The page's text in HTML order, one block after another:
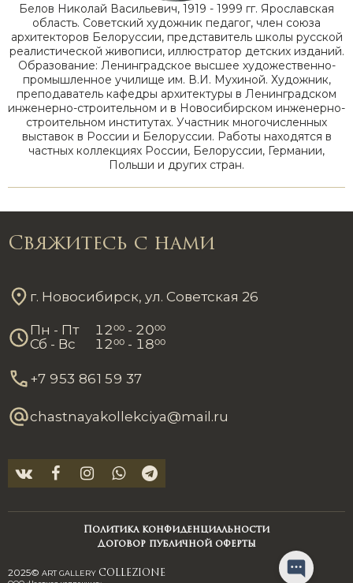
Белов Николай Васильевич, 1919 - 1999 гг. Ярославская
область. Советский художник педагог, член союза
архитекторов Белоруссии, представитель школы русской
реалистической живописи, иллюстратор детских изданий.
Образование: Ленинградское высшее художественно-
промышленное училище им. В.И. Мухиной. Художник,
преподаватель кафедры архитектуры в Ленинградском
инженерно-строительном и в Новосибирском инженерно-
строительном институтах. Участник многочисленных
выставок в России и Белоруссии. Работы находятся в
частных коллекциях России, Белоруссии, Германии,
Польши и других стран.
Свяжитесь с нами
г. Новосибирск, ул. Советская 26
Пн - Пт 1200 - 2000
Сб - Вс
1200 - 1800
+7 953 861 59 37
chastnayakollekciya@mail.ru
Политика конфиденциальности
Договор публичной оферты
2025© ART GALLERY COLLEZIONE